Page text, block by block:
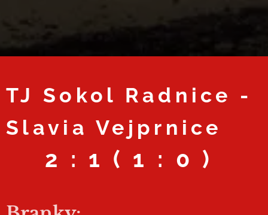
TJ Sokol Radnice -
Slavia Vejprnice
2 : 1 ( 1 : 0 )